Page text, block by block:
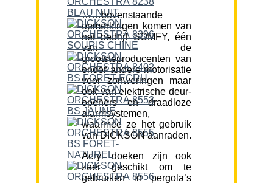
……bovenstaande
opmerkingen komen van
het bedrijf SOMFY, één
van de
grootsteproducenten van
onder andere motorisatie
voor zonweringen maar
ook van elektrische deur-
openers en draadloze
alarmsystemen,
waarmee ze het gebruik
van DICKSON aanraden.
Acryl doeken zijn ook
zeer geschikt om te
gebruiken in pergola’s